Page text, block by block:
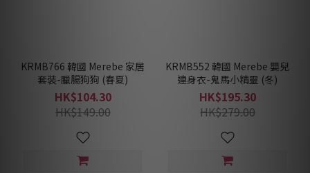
KRMB766 韓國 Merebe 家居
套裝-臘腸狗狗 (春夏)
HK$104.30
HK$149.00
KRMB552 韓國 Merebe 嬰兒
連身衣-鬼馬小精靈 (冬)
HK$195.30
HK$279.00